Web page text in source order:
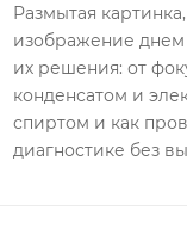
Размытая
изображение
их решения: от
конденсатом и
спиртом и как
диагностике без